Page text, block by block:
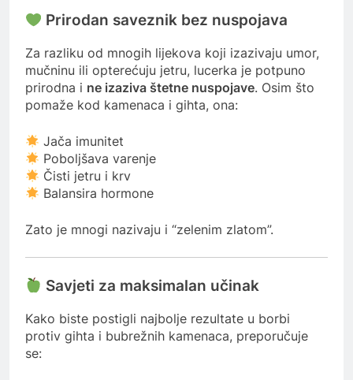
Prirodan saveznik bez nuspojava
Za razliku od mnogih lijekova koji izazivaju umor,
mučninu ili opterećuju jetru, lucerka je potpuno
prirodna i ne izaziva štetne nuspojave. Osim što
pomaže kod kamenaca i gihta, ona:
Jača imunitet
Poboljšava varenje
Čisti jetru i krv
Balansira hormone
Zato je mnogi nazivaju i “zelenim zlatom”.
Savjeti za maksimalan učinak
Kako biste postigli najbolje rezultate u borbi
protiv gihta i bubrežnih kamenaca, preporučuje
se: